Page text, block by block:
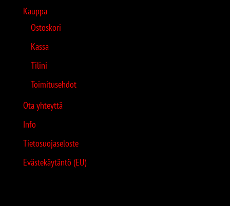
Kauppa
Ostoskori
Kassa
Tilini
Toimitusehdot
Ota yhteyttä
Info
Tietosuojaseloste
Evästekäytäntö (EU)